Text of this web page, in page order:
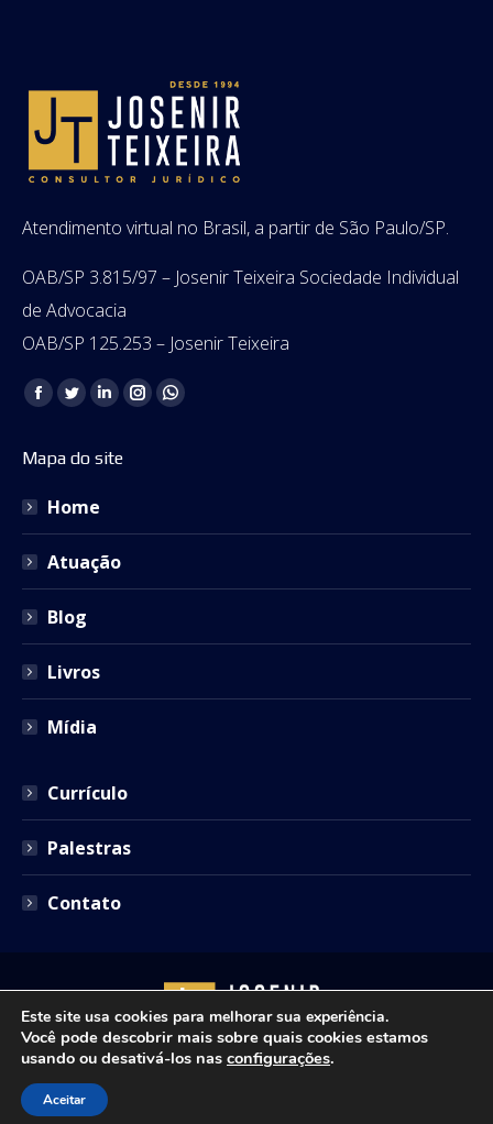
Atendimento virtual no Brasil, a partir de São Paulo/SP.
OAB/SP 3.815/97 – Josenir Teixeira Sociedade Individual
de Advocacia
OAB/SP 125.253 – Josenir Teixeira
Encontre-nos em:
Facebook
opens
new
Twitter
opens
new
Linkedin
opens
InstagramWhatsapp
Mapa do site
Home
Atuação
Blog
Livros
Mídia
Currículo
Palestras
Contato
Copyright © 2021 - Josenir Teixeira Advocacia. Todos os
direitos reservados. Site desenvolvido por
Este site usa cookies para melhorar sua experiência.
Você pode descobrir mais sobre quais cookies estamos
usando ou desativá-los nas configurações.
Aceitar